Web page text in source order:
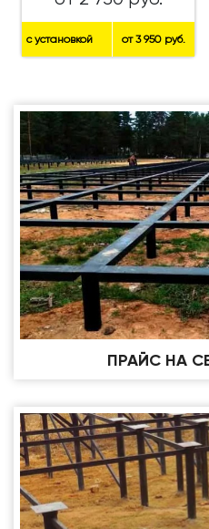
с установкой от 3 950 руб.
ПРАЙС НА